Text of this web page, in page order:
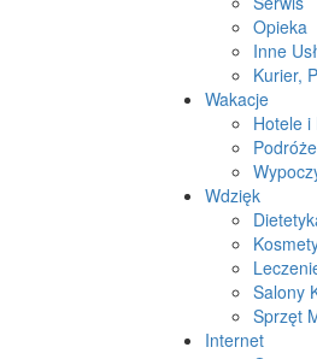
Opieka
Inne
Kurier,
Wakacje
Hotele i
Podróże
Wdzięk
Salony
Sprzęt
Internet